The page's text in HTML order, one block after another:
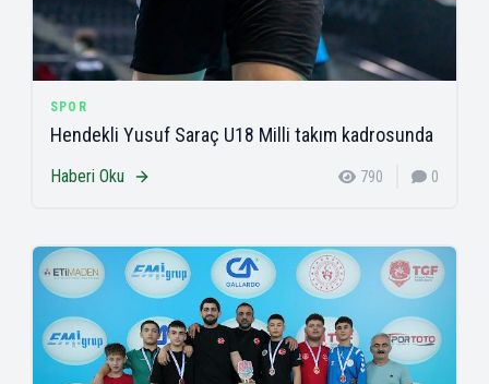
SPOR
Hendekli Yusuf Saraç U18 Milli takım kadrosunda
Haberi Oku 790 0